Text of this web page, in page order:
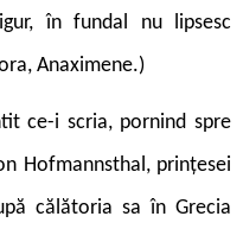
în fundal nu lipsesc
Anaximene.)
ce-i scria, pornind spre
Hofmannsthal, prințesei
călătoria sa în Grecia